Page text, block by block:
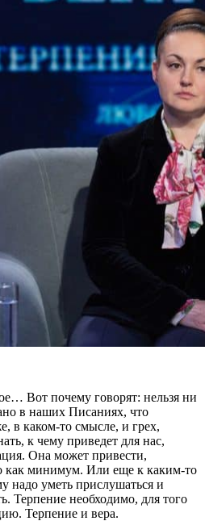
Вот почему говорят: нельзя ни
в наших Писаниях, что
в каком-то смысле, и грех,
к чему приведет для нас,
Она может привести,
как минимум. Или еще к каким-то
надо уметь прислушаться и
Терпение необходимо, для того
Терпение и вера.